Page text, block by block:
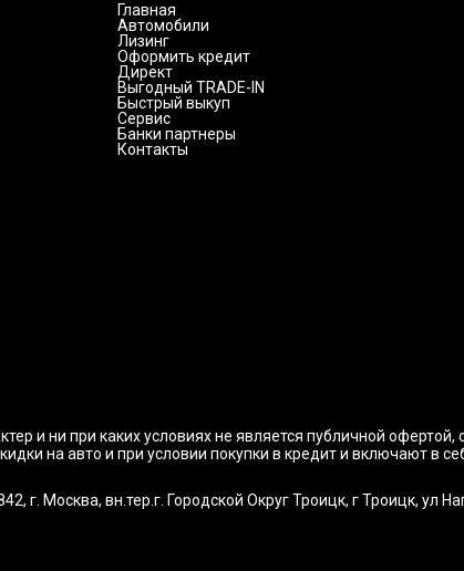
Главная
Автомобили
Лизинг
Оформить кредит
Директ
Выгодный TRADE-IN
Быстрый выкуп
Сервис
Банки партнеры
Контакты
и ни при каких условиях не является публичной
на авто и при условии покупки в кредит и включают в
Москва, вн.тер.г. Городской Округ Троицк, г Троицк, ул